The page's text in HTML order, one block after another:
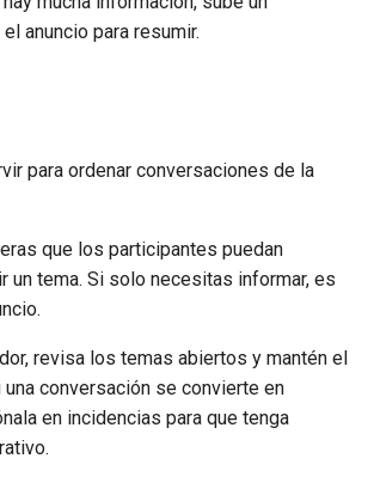
anuncio para resumir.
para ordenar conversaciones de la
que los participantes puedan
un tema. Si solo necesitas informar, es
revisa los temas abiertos y mantén el
conversación se convierte en
en incidencias para que tenga